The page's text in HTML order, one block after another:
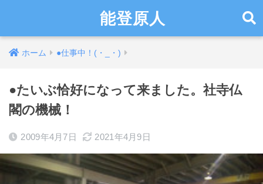
能登原人
ホーム ●仕事中！(・_・)
●たいぶ恰好になって来ました。社寺仏
閣の機械！
2009年4月7日 2021年4月9日